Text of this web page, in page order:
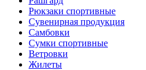
Рюкзаки спортивные
Сувенирная продукция
Самбовки
Сумки спортивные
Ветровки
Жилеты